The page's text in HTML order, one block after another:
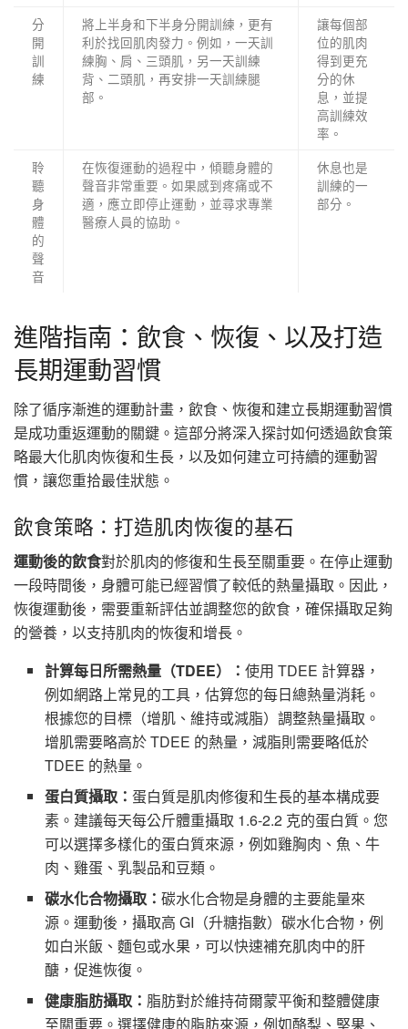
分
開
訓
練
將上半身和下半身分開訓練，更有
利於找回肌肉發力。例如，一天訓
練胸、肩、三頭肌，另一天訓練
背、二頭肌，再安排一天訓練腿
部。
讓每個部
位的肌肉
得到更充
分的休
息，並提
高訓練效
率。
聆
聽
身
體
的
聲
音
在恢復運動的過程中，傾聽身體的
聲音非常重要。如果感到疼痛或不
適，應立即停止運動，並尋求專業
醫療人員的協助。
休息也是
訓練的一
部分。
進階指南：飲食、恢復、以及打造
長期運動習慣
除了循序漸進的運動計畫，飲食、恢復和建立長期運動習慣
是成功重返運動的關鍵。這部分將深入探討如何透過飲食策
略最大化肌肉恢復和生長，以及如何建立可持續的運動習
慣，讓您重拾最佳狀態。
飲食策略：打造肌肉恢復的基石
運動後的飲食對於肌肉的修復和生長至關重要。在停止運動
一段時間後，身體可能已經習慣了較低的熱量攝取。因此，
恢復運動後，需要重新評估並調整您的飲食，確保攝取足夠
的營養，以支持肌肉的恢復和增長。
計算每日所需熱量（TDEE）：使用 TDEE 計算器，
例如網路上常見的工具，估算您的每日總熱量消耗。
根據您的目標（增肌、維持或減脂）調整熱量攝取。
增肌需要略高於 TDEE 的熱量，減脂則需要略低於
TDEE 的熱量。
蛋白質攝取：蛋白質是肌肉修復和生長的基本構成要
素。建議每天每公斤體重攝取 1.6-2.2 克的蛋白質。您
可以選擇多樣化的蛋白質來源，例如雞胸肉、魚、牛
肉、雞蛋、乳製品和豆類。
碳水化合物攝取：碳水化合物是身體的主要能量來
源。運動後，攝取高 GI（升糖指數）碳水化合物，例
如白米飯、麵包或水果，可以快速補充肌肉中的肝
醣，促進恢復。
健康脂肪攝取： 脂肪對於維持荷爾蒙平衡和整體健康
至關重要。選擇健康的脂肪來源，例如酪梨、堅果、